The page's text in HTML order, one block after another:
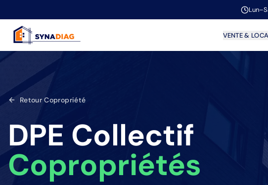
VENTE &
Retour Copropriété
DPE Collectif
Copropriétés